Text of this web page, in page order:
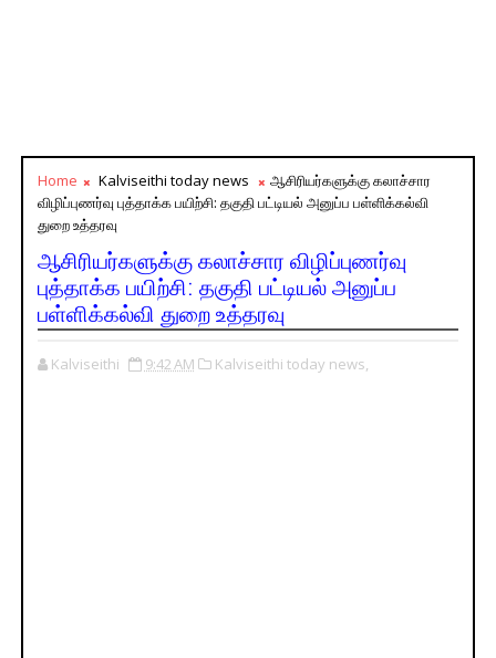
Home Kalviseithi today news
ஆசிரியர்களுக்கு கலாச்சார
விழிப்புணர்வு புத்தாக்க பயிற்சி: தகு​தி பட்டியல் அனுப்ப பள்ளிக்கல்வி ​
துறை உத்தரவு
ஆசிரியர்களுக்கு கலாச்சார விழிப்புணர்வு
புத்தாக்க பயிற்சி: தகு​தி பட்டியல் அனுப்ப
பள்ளிக்கல்வி ​துறை உத்தரவு
Kalviseithi 9:42 AM Kalviseithi today news,